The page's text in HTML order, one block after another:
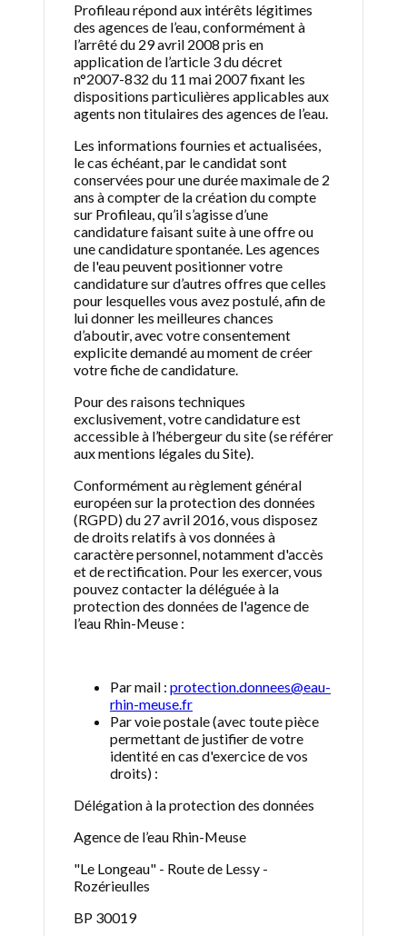
Profileau répond aux intérêts légitimes
des agences de l’eau, conformément à
l’arrêté du 29 avril 2008 pris en
application de l’article 3 du décret
n°2007-832 du 11 mai 2007 fixant les
dispositions particulières applicables aux
agents non titulaires des agences de l’eau.
Les informations fournies et actualisées,
le cas échéant, par le candidat sont
conservées pour une durée maximale de 2
ans à compter de la création du compte
sur Profileau, qu’il s’agisse d’une
candidature faisant suite à une offre ou
une candidature spontanée. Les agences
de l'eau peuvent positionner votre
candidature sur d’autres offres que celles
pour lesquelles vous avez postulé, afin de
lui donner les meilleures chances
d’aboutir, avec votre consentement
explicite demandé au moment de créer
votre fiche de candidature.
Pour des raisons techniques
exclusivement, votre candidature est
accessible à l’hébergeur du site (se référer
aux mentions légales du Site).
Conformément au règlement général
européen sur la protection des données
(RGPD) du 27 avril 2016, vous disposez
de droits relatifs à vos données à
caractère personnel, notamment d'accès
et de rectification. Pour les exercer, vous
pouvez contacter la déléguée à la
protection des données de l'agence de
l’eau Rhin-Meuse :
Par mail : protection.donnees@eau-
rhin-meuse.fr
Par voie postale (avec toute pièce
permettant de justifier de votre
identité en cas d'exercice de vos
droits) :
Délégation à la protection des données
Agence de l’eau Rhin-Meuse
"Le Longeau" - Route de Lessy -
Rozérieulles
BP 30019